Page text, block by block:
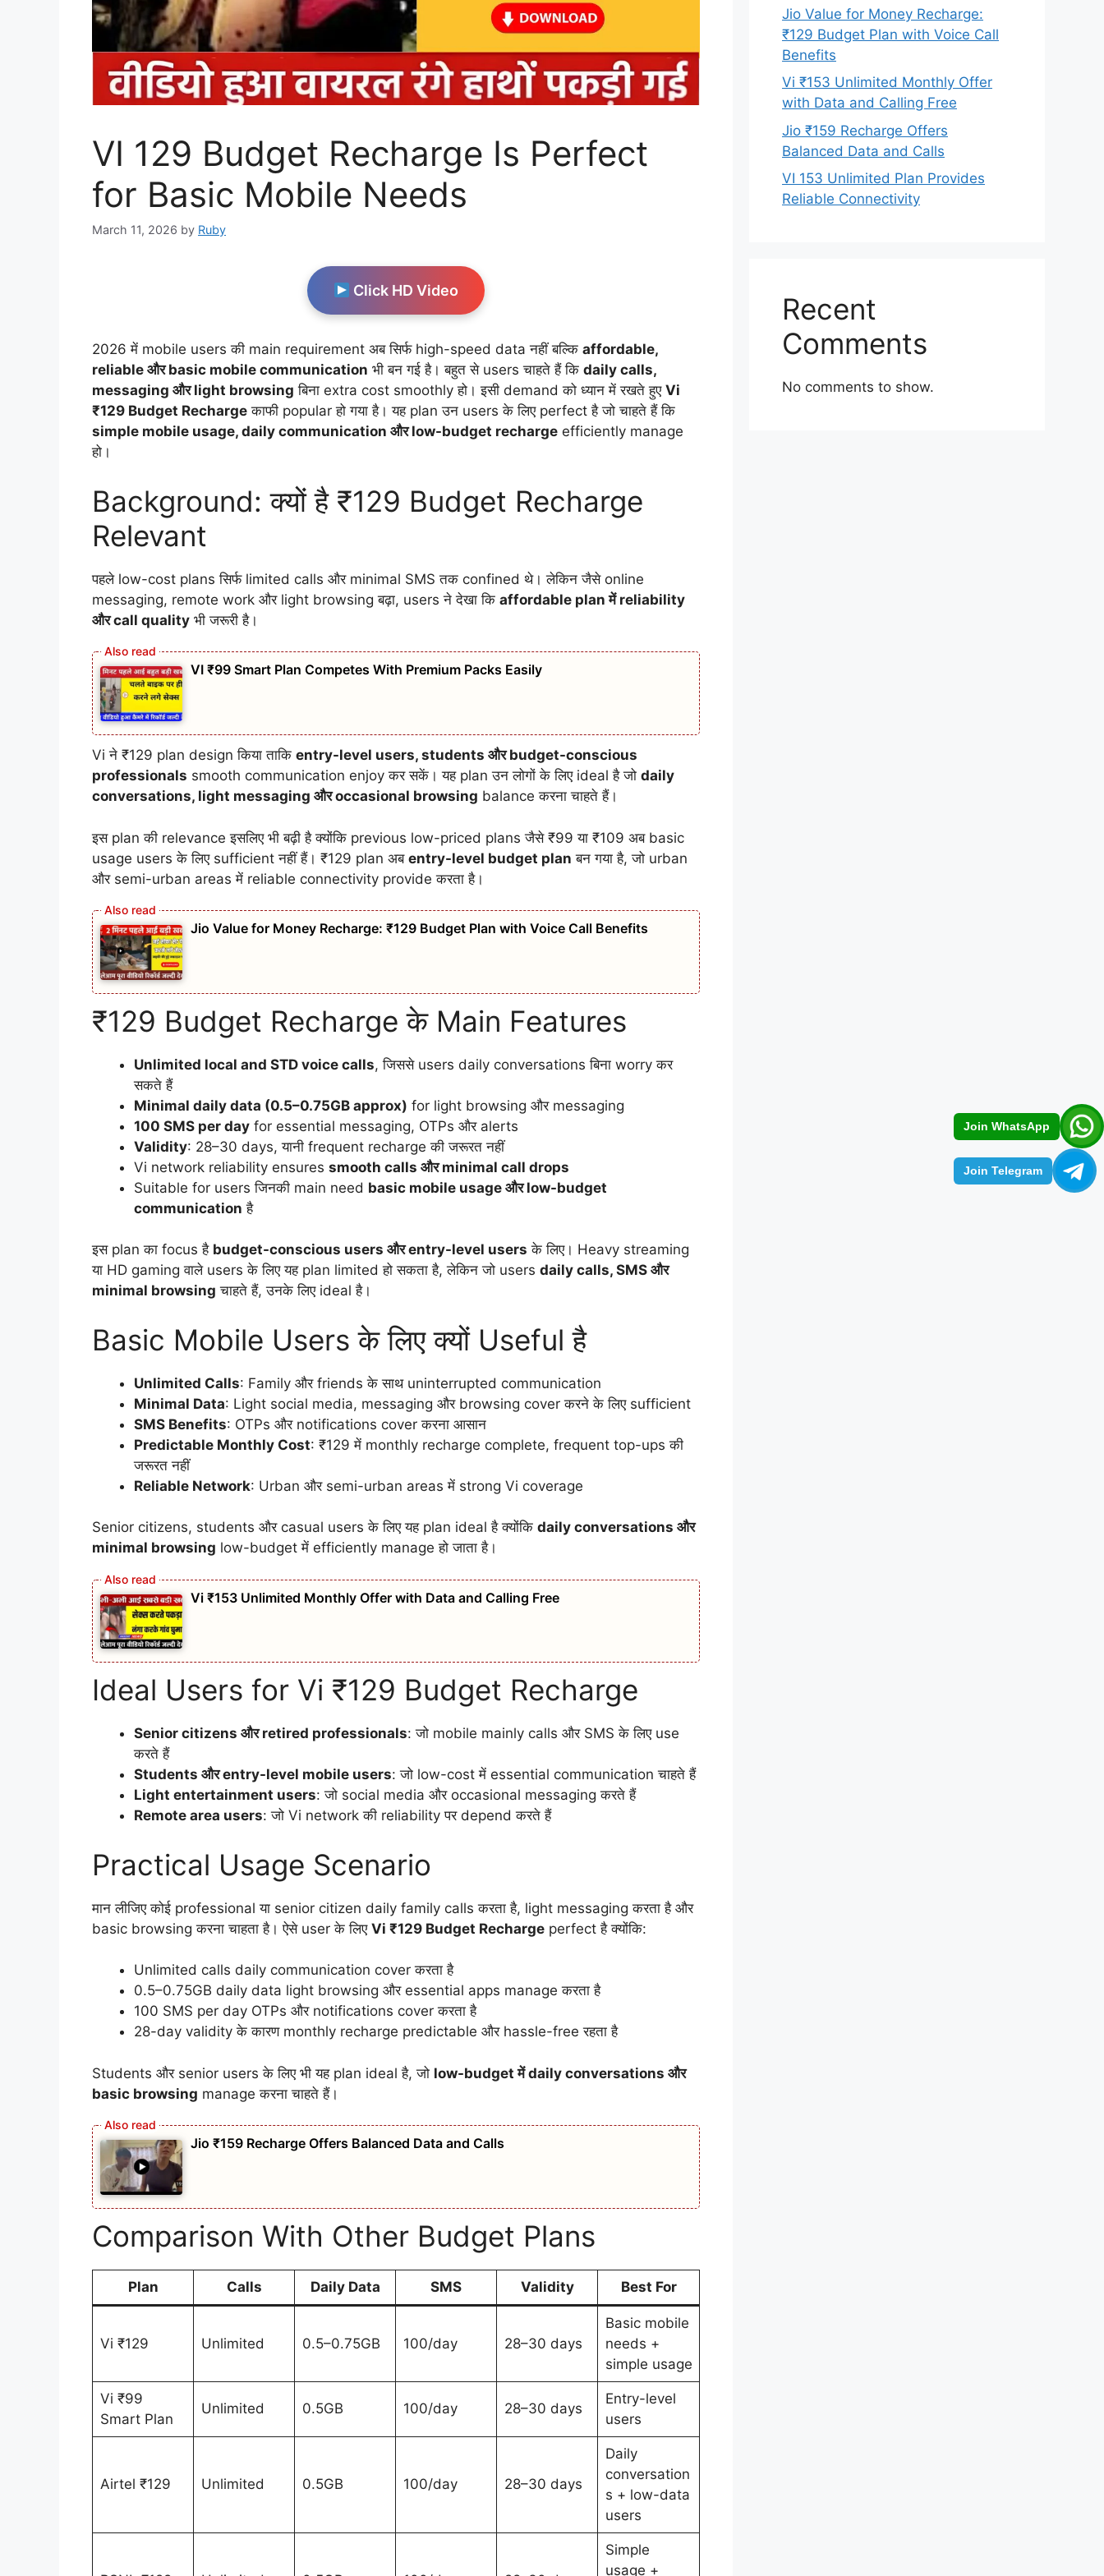
Join WhatsApp
Join Telegram
VI 129 Budget Recharge Is Perfect
for Basic Mobile Needs
March 11, 2026 by Ruby
Click HD Video
2026 में mobile users की main requirement अब सिर्फ high-speed data नहीं बल्कि affordable,
reliable और basic mobile communication भी बन गई है। बहुत से users चाहते हैं कि daily calls,
messaging और light browsing बिना extra cost smoothly हो। इसी demand को ध्यान में रखते हुए Vi
₹129 Budget Recharge काफी popular हो गया है। यह plan उन users के लिए perfect है जो चाहते हैं कि
simple mobile usage, daily communication और low-budget recharge efficiently manage
हो।
Background: क्यों है ₹129 Budget Recharge
Relevant
पहले low-cost plans सिर्फ limited calls और minimal SMS तक confined थे। लेकिन जैसे online
messaging, remote work और light browsing बढ़ा, users ने देखा कि affordable plan में reliability
और call quality भी जरूरी है।
VI ₹99 Smart Plan Competes With Premium Packs Easily
Vi ने ₹129 plan design किया ताकि entry-level users, students और budget-conscious
professionals smooth communication enjoy कर सकें। यह plan उन लोगों के लिए ideal है जो daily
conversations, light messaging और occasional browsing balance करना चाहते हैं।
इस plan की relevance इसलिए भी बढ़ी है क्योंकि previous low-priced plans जैसे ₹99 या ₹109 अब basic
usage users के लिए sufficient नहीं हैं। ₹129 plan अब entry-level budget plan बन गया है, जो urban
और semi-urban areas में reliable connectivity provide करता है।
Jio Value for Money Recharge: ₹129 Budget Plan with Voice Call Benefits
₹129 Budget Recharge के Main Features
Unlimited local and STD voice calls, जिससे users daily conversations बिना worry कर
सकते हैं
Minimal daily data (0.5–0.75GB approx) for light browsing और messaging
100 SMS per day for essential messaging, OTPs और alerts
Validity: 28–30 days, यानी frequent recharge की जरूरत नहीं
Vi network reliability ensures smooth calls और minimal call drops
Suitable for users जिनकी main need basic mobile usage और low-budget
communication है
इस plan का focus है budget-conscious users और entry-level users के लिए। Heavy streaming
या HD gaming वाले users के लिए यह plan limited हो सकता है, लेकिन जो users daily calls, SMS और
minimal browsing चाहते हैं, उनके लिए ideal है।
Basic Mobile Users के लिए क्यों Useful है
Unlimited Calls: Family और friends के साथ uninterrupted communication
Minimal Data: Light social media, messaging और browsing cover करने के लिए sufficient
SMS Benefits: OTPs और notifications cover करना आसान
Predictable Monthly Cost: ₹129 में monthly recharge complete, frequent top-ups की
जरूरत नहीं
Reliable Network: Urban और semi-urban areas में strong Vi coverage
Senior citizens, students और casual users के लिए यह plan ideal है क्योंकि daily conversations और
minimal browsing low-budget में efficiently manage हो जाता है।
Vi ₹153 Unlimited Monthly Offer with Data and Calling Free
Ideal Users for Vi ₹129 Budget Recharge
Senior citizens और retired professionals: जो mobile mainly calls और SMS के लिए use
करते हैं
Students और entry-level mobile users: जो low-cost में essential communication चाहते हैं
Light entertainment users: जो social media और occasional messaging करते हैं
Remote area users: जो Vi network की reliability पर depend करते हैं
Practical Usage Scenario
मान लीजिए कोई professional या senior citizen daily family calls करता है, light messaging करता है और
basic browsing करना चाहता है। ऐसे user के लिए Vi ₹129 Budget Recharge perfect है क्योंकि:
Unlimited calls daily communication cover करता है
0.5–0.75GB daily data light browsing और essential apps manage करता है
100 SMS per day OTPs और notifications cover करता है
28-day validity के कारण monthly recharge predictable और hassle-free रहता है
Students और senior users के लिए भी यह plan ideal है, जो low-budget में daily conversations और
basic browsing manage करना चाहते हैं।
Jio ₹159 Recharge Offers Balanced Data and Calls
Comparison With Other Budget Plans
Plan Calls Daily Data SMS Validity Best For
Vi ₹129 Unlimited 0.5–0.75GB 100/day 28–30 days
Basic mobile
needs +
simple usage
Vi ₹99
Smart Plan
Unlimited 0.5GB 100/day 28–30 days
Entry-level
users
Airtel ₹129 Unlimited 0.5GB 100/day 28–30 days
Daily
conversation
s + low-data
users
Simple
usage +
Jio Value for Money Recharge:
₹129 Budget Plan with Voice Call
Benefits
Vi ₹153 Unlimited Monthly Offer
with Data and Calling Free
Jio ₹159 Recharge Offers
Balanced Data and Calls
VI 153 Unlimited Plan Provides
Reliable Connectivity
Recent
Comments
No comments to show.